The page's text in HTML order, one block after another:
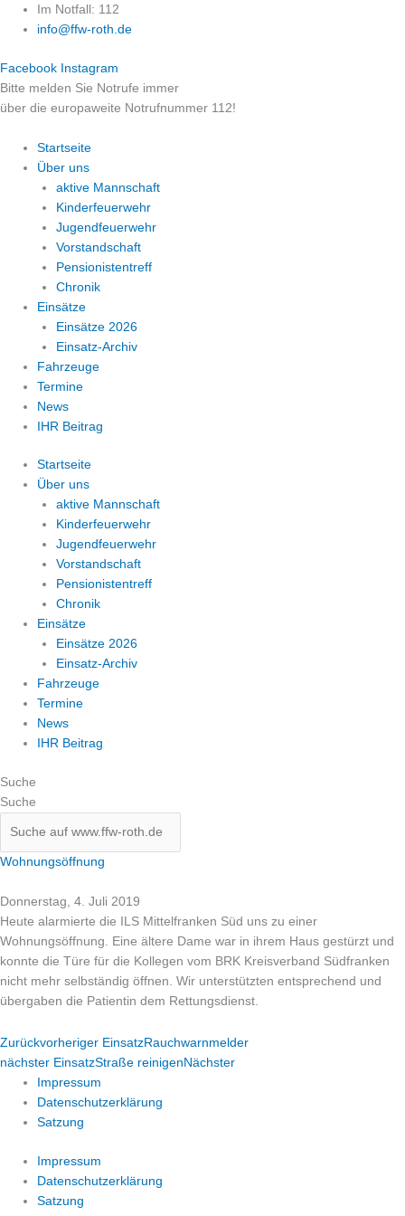
Zum
Inhalt
Im Notfall: 112
info@ffw-roth.de
Facebook Instagram
Bitte melden Sie Notrufe immer
über die europaweite Notrufnummer 112!
Startseite
Über uns
aktive Mannschaft
Kinderfeuerwehr
Jugendfeuerwehr
Vorstandschaft
Pensionistentreff
Chronik
Einsätze
Einsätze 2026
Einsatz-Archiv
Fahrzeuge
Termine
News
IHR Beitrag
Startseite
Über uns
aktive Mannschaft
Kinderfeuerwehr
Jugendfeuerwehr
Vorstandschaft
Pensionistentreff
Chronik
Einsätze
Einsätze 2026
Einsatz-Archiv
Fahrzeuge
Termine
News
IHR Beitrag
Suche
Suche
Wohnungsöffnung
Donnerstag, 4. Juli 2019
Heute alarmierte die ILS Mittelfranken Süd uns zu einer
Wohnungsöffnung. Eine ältere Dame war in ihrem Haus gestürzt und
konnte die Türe für die Kollegen vom BRK Kreisverband Südfranken
nicht mehr selbständig öffnen. Wir unterstützten entsprechend und
übergaben die Patientin dem Rettungsdienst.
Zurückvorheriger EinsatzRauchwarnmelder
nächster EinsatzStraße reinigen Nächster
Impressum
Datenschutzerklärung
Satzung
Impressum
Datenschutzerklärung
Satzung